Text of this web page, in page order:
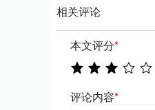
相关评论
本文评分*
评论内容*